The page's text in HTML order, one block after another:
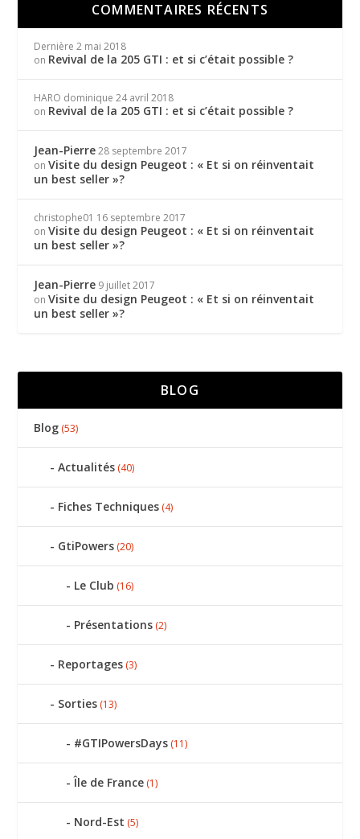
COMMENTAIRES RÉCENTS
Dernière 2 mai 2018
on Revival de la 205 GTI : et si c’était possible ?
HARO dominique 24 avril 2018
on Revival de la 205 GTI : et si c’était possible ?
Jean-Pierre 28 septembre 2017
onVisite du design Peugeot : « Et si on réinventait
un best seller »?
christophe01 16 septembre 2017
onVisite du design Peugeot : « Et si on réinventait
un best seller »?
Jean-Pierre 9 juillet 2017
onVisite du design Peugeot : « Et si on réinventait
un best seller »?
BLOG
Blog (53)
Actualités (40)
Fiches Techniques (4)
GtiPowers (20)
Le Club (16)
Présentations (2)
Reportages (3)
Sorties (13)
#GTIPowersDays (11)
Île de France (1)
Nord-Est (5)